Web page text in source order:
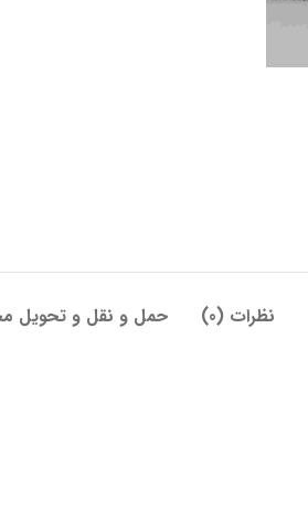
نظرات (0) حمل و نقل و تحویل